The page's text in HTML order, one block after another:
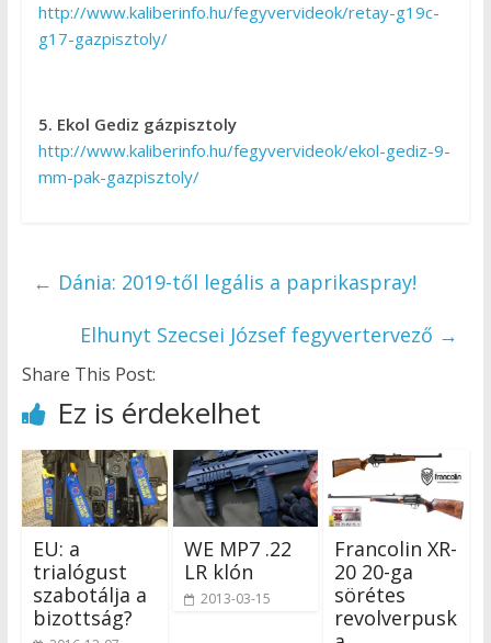
http://www.kaliberinfo.hu/fegyvervideok/retay-g19c-
g17-gazpisztoly/
5. Ekol Gediz gázpisztoly
http://www.kaliberinfo.hu/fegyvervideok/ekol-gediz-9-
mm-pak-gazpisztoly/
← Dánia: 2019-től legális a paprikaspray!
Elhunyt Szecsei József fegyvertervező →
Share This Post:
Ez is érdekelhet
EU: a
trialógust
szabotálja a
bizottság?
WE MP7 .22
LR klón
2013-03-15
Francolin XR-
20 20-ga
sörétes
revolverpusk